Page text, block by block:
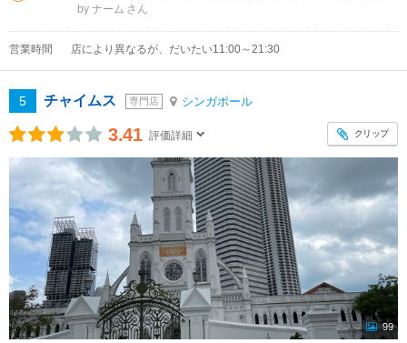
by ナーム
営業時間 店により異なるが、だいたい11:00～21:30
5 チャイムス 専門店 シンガポール
3.41 評価詳細 クリップ
99